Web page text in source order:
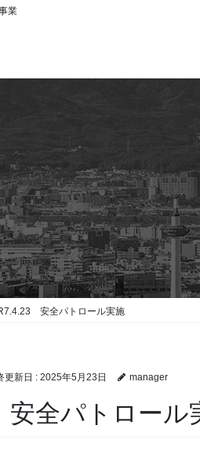
業
安全パトロール実施
更新日 : 2025年5月23日 manager
全パトロール